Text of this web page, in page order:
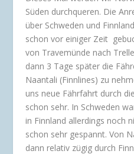
Süden durchqueren. Die
über Schweden und
schon vor einiger Zeit
von Travemünde nach
dann 3 Tage später die
Naantali (Finnlines) zu
uns neue Fährfahrt durch
schon sehr. In Schweden
in Finnland allerdings noch
schon sehr gespannt. Von
dann relativ zügig durch